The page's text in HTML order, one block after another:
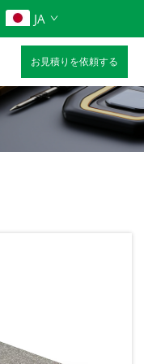
JA
お見積りを依頼する